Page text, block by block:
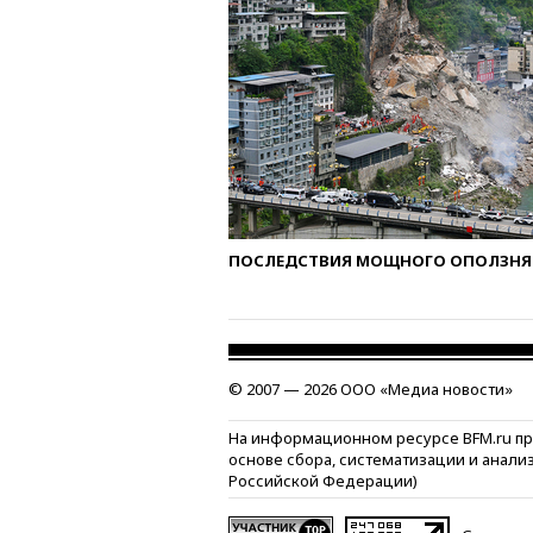
ПОСЛЕДСТВИЯ МОЩНОГО ОПОЛЗНЯ
© 2007 — 2026 ООО «Медиа новости»
На информационном ресурсе BFM.ru
основе сбора, систематизации и
Российской Федерации)